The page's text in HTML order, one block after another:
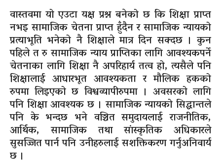
वास्तवमा यो एउटा यक्ष प्रश्न बनेको छ कि शिक्षा प्राप्त
नभइ सामाजिक चेतना प्राप्त हुँदैन र सामाजिक न्यायको
प्रत्याभूति भनेको नै शिक्षाले मात्र दिन सक्दछ । कुन
पहिले त रु सामाजिक न्याय प्राप्तिका लागि आवश्यकपर्ने
चेतनाका लागि शिक्षा नै अपरिहार्य तत्व हो, त्यसैले पनि
शिक्षालाई आधारभूत आवश्यकता र मौलिक हकको
रुपमा लिइएको छ विश्वव्यापीरुपमा । अवसरको लागि
पनि शिक्षा आवश्यक छ । सामाजिक न्यायको सिद्धान्तले
पनि के भन्दछ भने वञ्चित समुदायलाई राजनीतिक,
आर्थिक, सामाजिक तथा सांस्कृतिक अधिकारले
सुसज्जित पार्न पनि उनीहरुलाई सशक्तिकरण गर्नुअनिवार्य
छ ।